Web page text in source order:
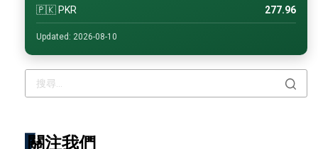
🇵🇰 PKR 277.96
Updated: 2026-08-10
關注我們